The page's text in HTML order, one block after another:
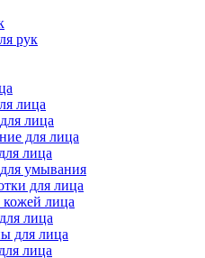
рук
лица
лица
для лица
лица
умывания
для лица
кожей лица
лица
для лица
лица